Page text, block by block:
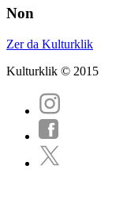
Non
Zer da Kulturklik
Kulturklik © 2015